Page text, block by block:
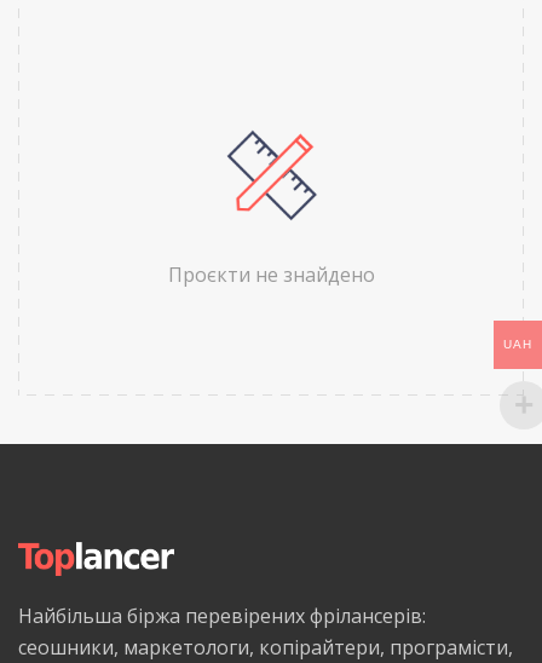
Проєкти не знайдено
Найбільша біржа перевірених фрілансерів:
сеошники, маркетологи, копірайтери, програмісти,
UAH